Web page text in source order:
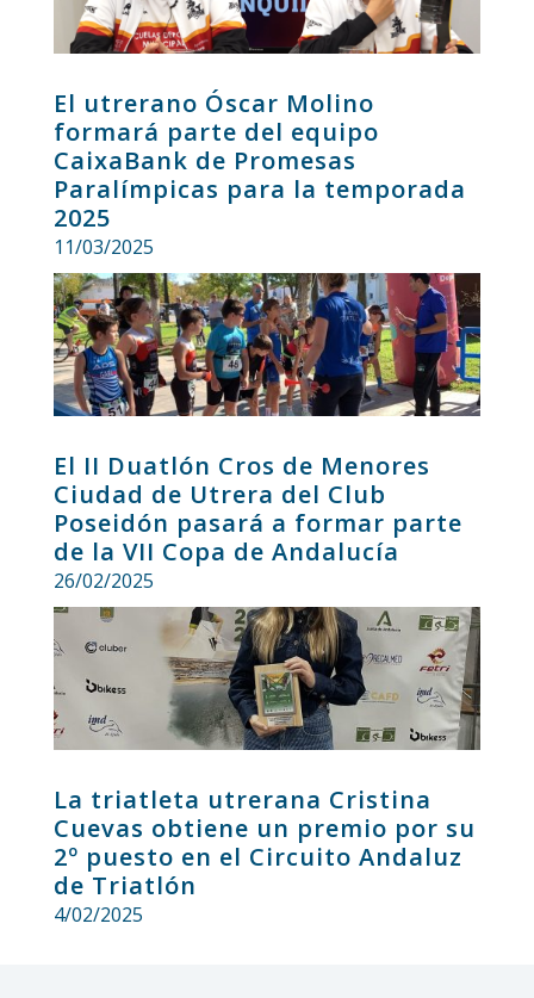
El utrerano Óscar Molino
formará parte del equipo
CaixaBank de Promesas
Paralímpicas para la temporada
2025
11/03/2025
El II Duatlón Cros de Menores
Ciudad de Utrera del Club
Poseidón pasará a formar parte
de la VII Copa de Andalucía
26/02/2025
La triatleta utrerana Cristina
Cuevas obtiene un premio por su
2º puesto en el Circuito Andaluz
de Triatlón
4/02/2025